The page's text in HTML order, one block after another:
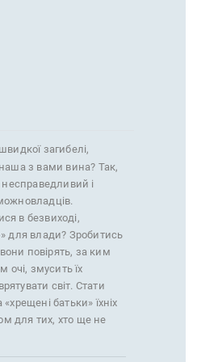
загибелі,
з вами вина? Так,
несправедливий і
в безвиході,
для влади? Зробитись
повірять, за ким
змусить їх
світ. Стати
батьки» їхніх
для тих, хто ще не